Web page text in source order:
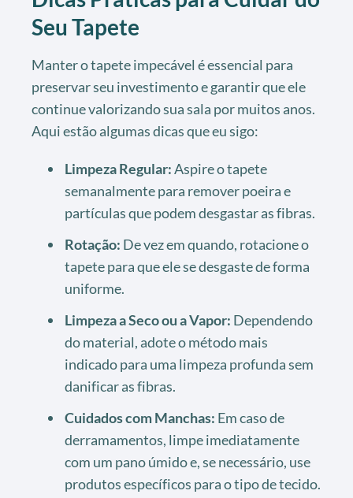
Seu Tapete
Manter o tapete impecável é essencial para
preservar seu investimento e garantir que ele
continue valorizando sua sala por muitos anos.
Aqui estão algumas dicas que eu sigo:
Limpeza Regular:Aspire o tapete
semanalmente para remover poeira e
partículas que podem desgastar as fibras.
Rotação: De vez em quando, rotacione o
tapete para que ele se desgaste de forma
uniforme.
Limpeza a Seco ou a Vapor: Dependendo
do material, adote o método mais
indicado para uma limpeza profunda sem
danificar as fibras.
Cuidados com Manchas: Em caso de
derramamentos, limpe imediatamente
com um pano úmido e, se necessário, use
produtos específicos para o tipo de tecido.